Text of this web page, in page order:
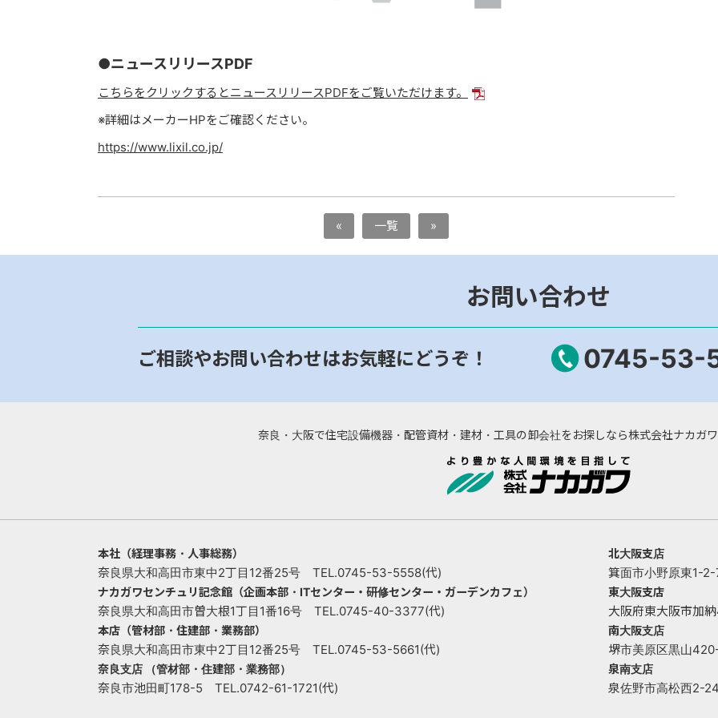
●ニュースリリースPDF
こちらをクリックするとニュースリリースPDFをご覧いただけます。
※詳細はメーカーHPをご確認ください。
https://www.lixil.co.jp/
« 一覧 »
お問い合わせ
ご相談やお問い合わせはお気軽にどうぞ！ 0745-53-
奈良・大阪で住宅設備機器・配管資材・建材・工具の卸会社をお探しなら株式会社ナカガ
本社（経理事務・人事総務）
奈良県大和高田市東中2丁目12番25号 TEL.0745-53-5558(代)
ナカガワセンチュリ記念館（企画本部・ITセンター・研修センター・ガーデンカフェ）
奈良県大和高田市曽大根1丁目1番16号 TEL.0745-40-3377(代)
本店（管材部・住建部・業務部）
奈良県大和高田市東中2丁目12番25号 TEL.0745-53-5661(代)
奈良支店 （管材部・住建部・業務部）
奈良市池田町178-5 TEL.0742-61-1721(代)
北大阪支店
箕面市小野原東1-
東大阪支店
大阪府東大阪市加
南大阪支店
堺市美原区黒山
泉南支店
泉佐野市高松西2-